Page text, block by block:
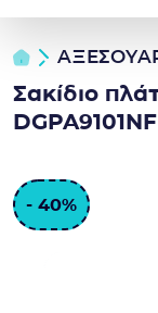
Σακίδιο
DGPA9101NF
- 40%